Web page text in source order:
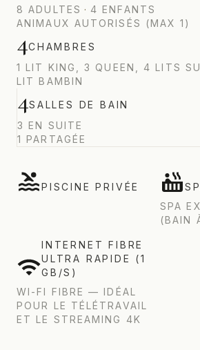
8 ADULTES · 4 ENFANTS
ANIMAUX AUTORISÉS (MAX 1)
4CHAMBRES
1 LIT KING, 3 QUEEN, 4 LITS
LIT BAMBIN
4SALLES DE BAIN
3 EN SUITE
1 PARTAGÉE
PISCINE PRIVÉE
SPA
(BAIN
INTERNET FIBRE
ULTRA RAPIDE (1
GB/S)
WI-FI FIBRE — IDÉAL
POUR LE TÉLÉTRAVAIL
ET LE STREAMING 4K